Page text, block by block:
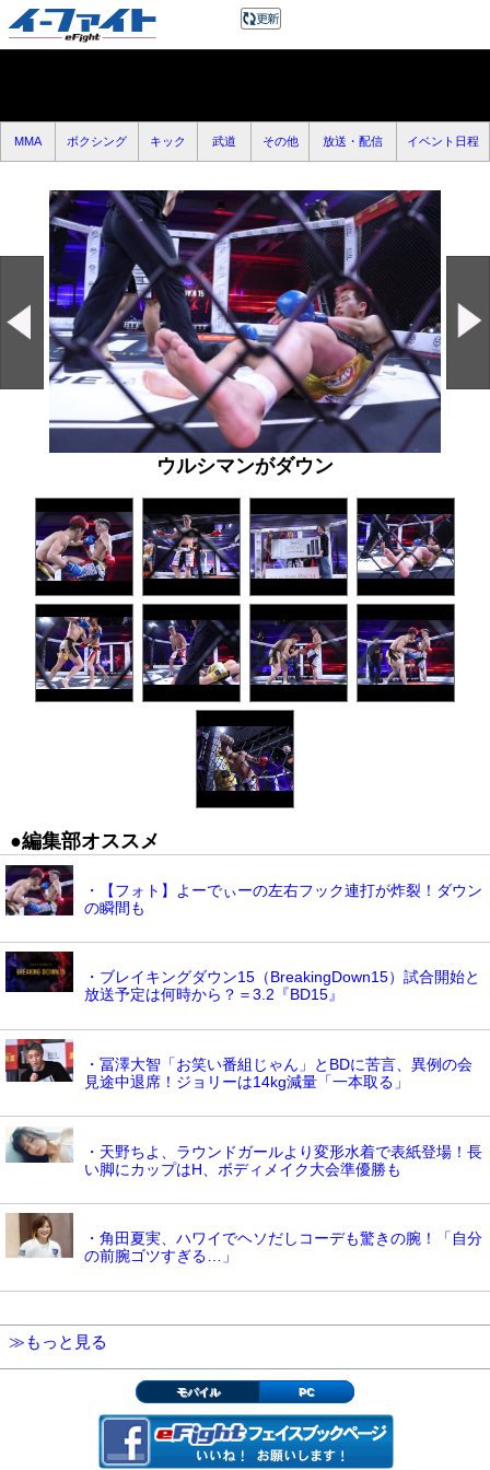
MMA ボクシング キック 武道 その他 放送・配信 イベント日程
ウルシマンがダウン
●編集部オススメ
・【フォト】よーでぃーの左右フック連打が炸裂！ダウン
の瞬間も
・ブレイキングダウン15（BreakingDown15）試合開始と
放送予定は何時から？＝3.2『BD15』
・冨澤大智「お笑い番組じゃん」とBDに苦言、異例の会
見途中退席！ジョリーは14kg減量「一本取る」
・天野ちよ、ラウンドガールより変形水着で表紙登場！長
い脚にカップはH、ボディメイク大会準優勝も
・角田夏実、ハワイでヘソだしコーデも驚きの腕！「自分
の前腕ゴツすぎる…」
≫もっと見る
モバイル PC